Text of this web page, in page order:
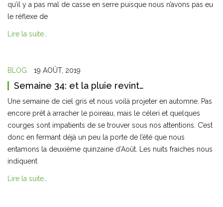
qu’il y a pas mal de casse en serre puisque nous n’avons pas eu
le réflexe de
Lire la suite…
BLOG 19 AOÛT, 2019
Semaine 34: et la pluie revint…
Une semaine de ciel gris et nous voilà projeter en automne. Pas
encore prêt à arracher le poireau, mais le céleri et quelques
courges sont impatients de se trouver sous nos attentions. C’est
donc en fermant déjà un peu la porte de l’été que nous
entamons la deuxième quinzaine d’Août. Les nuits fraiches nous
indiquent
Lire la suite…